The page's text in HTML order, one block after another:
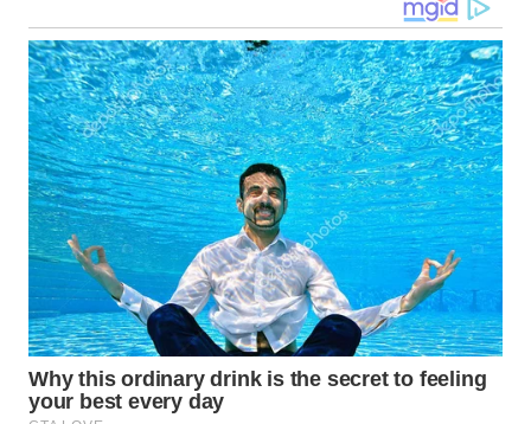
WN
KARO
WN
SIMALUNGUN
WN
LABUHANBATU
WN
TAPANULI
TENGAH